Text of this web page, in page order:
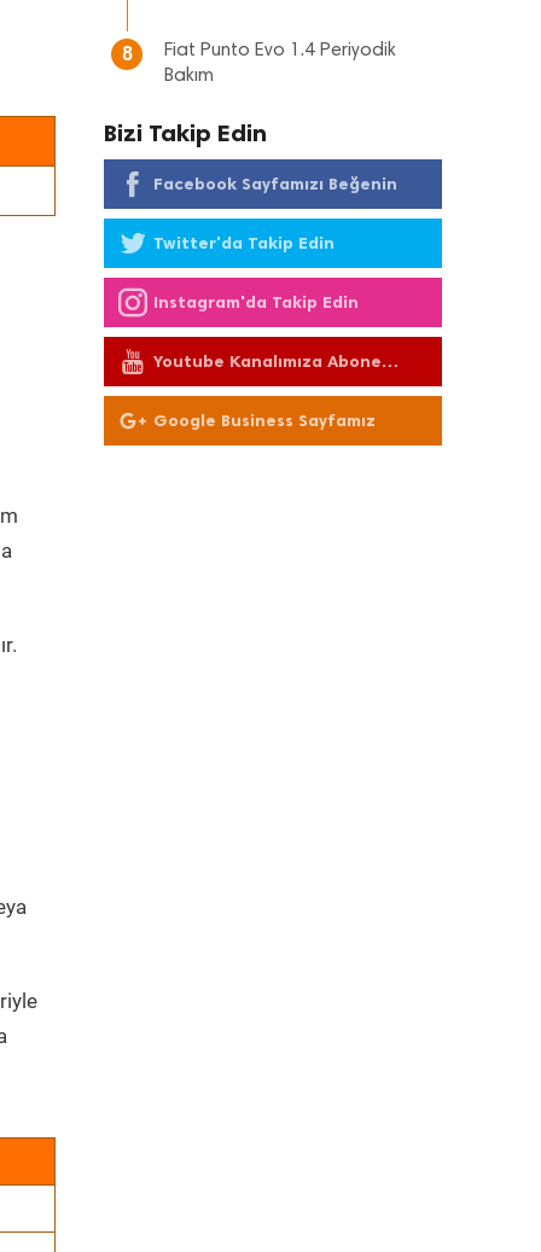
8
Fiat Punto Evo 1.4 Periyodik
Bakım
Bizi Takip Edin
Facebook Sayfamızı Beğenin
Twitter'da Takip Edin
Instagram'da Takip Edin
Youtube Kanalımıza Abone
Olun
Google Business Sayfamız